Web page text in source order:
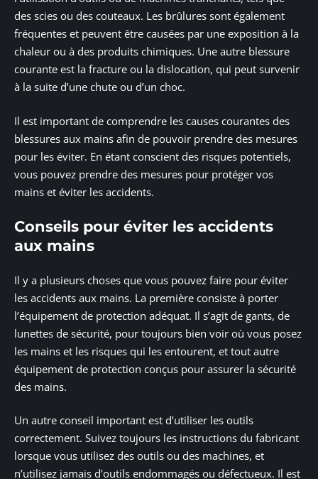
des scies ou des couteaux. Les brûlures sont également
fréquentes et peuvent être causées par une exposition à la
chaleur ou à des produits chimiques. Une autre blessure
courante est la fracture ou la dislocation, qui peut survenir
à la suite d’une chute ou d’un choc.
Il est important de comprendre les causes courantes des
blessures aux mains afin de pouvoir prendre des mesures
pour les éviter. En étant conscient des risques potentiels,
vous pouvez prendre des mesures pour protéger vos
mains et éviter les accidents.
Conseils pour éviter les accidents
aux mains
Il y a plusieurs choses que vous pouvez faire pour éviter
les accidents aux mains. La première consiste à porter
l’équipement de protection adéquat. Il s’agit de gants, de
lunettes de sécurité, pour toujours bien voir où vous posez
les mains et les risques qui les entourent, et tout autre
équipement de protection conçus pour assurer la sécurité
des mains.
Un autre conseil important est d’utiliser les outils
correctement. Suivez toujours les instructions du fabricant
lorsque vous utilisez des outils ou des machines, et
n’utilisez jamais d’outils endommagés ou défectueux. Il est